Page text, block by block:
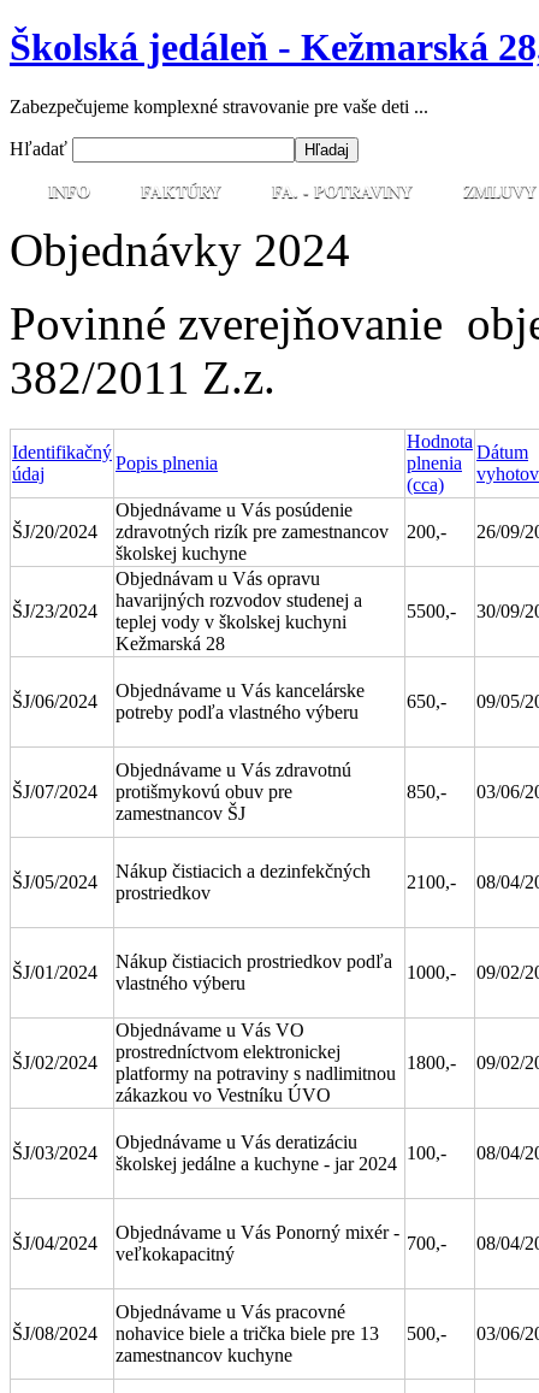
Školská jedáleň - Kežmarská
Zabezpečujeme komplexné stravovanie pre vaše deti ...
Hľadať
INFO FAKTÚRY FA. - POTRAVINY ZMLUVY
Objednávky 2024
Povinné zverejňovanie
382/2011 Z.z.
Identifikačný
údaj
Popis plnenia
Hodnota
plnenia
(cca)
Dátum
ŠJ/20/2024
Objednávame u Vás posúdenie
zdravotných rizík pre zamestnancov
školskej kuchyne
200,- 26/09/
ŠJ/23/2024
Objednávam u Vás opravu
havarijných rozvodov studenej a
teplej vody v školskej kuchyni
Kežmarská 28
5500,- 30/09/
ŠJ/06/2024
Objednávame u Vás kancelárske
potreby podľa vlastného výberu
650,- 09/05/
ŠJ/07/2024
Objednávame u Vás zdravotnú
protišmykovú obuv pre
zamestnancov ŠJ
850,- 03/06/
ŠJ/05/2024
Nákup čistiacich a dezinfekčných
prostriedkov
2100,- 08/04/
ŠJ/01/2024
Nákup čistiacich prostriedkov podľa
vlastného výberu
1000,- 09/02/
ŠJ/02/2024
Objednávame u Vás VO
prostredníctvom elektronickej
platformy na potraviny s nadlimitnou
zákazkou vo Vestníku ÚVO
1800,- 09/02/
ŠJ/03/2024
Objednávame u Vás deratizáciu
školskej jedálne a kuchyne - jar 2024
100,- 08/04/
ŠJ/04/2024
Objednávame u Vás Ponorný mixér -
veľkokapacitný
700,- 08/04/
ŠJ/08/2024
Objednávame u Vás pracovné
nohavice biele a trička biele pre 13
zamestnancov kuchyne
500,- 03/06/